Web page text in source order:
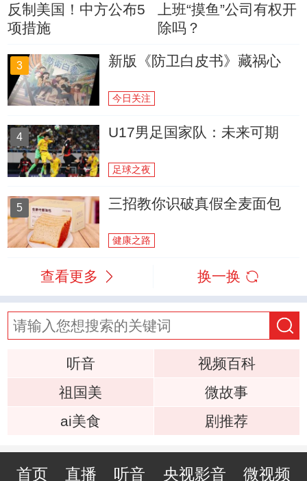
反制美国！中方公布5
项措施
上班“摸鱼”公司有权开
除吗？
3 新版《防卫白皮书》藏祸心
今日关注
4 U17男足国家队：未来可期
足球之夜
5 三招教你识破真假全麦面包
健康之路
查看更多 换一换
听音
视频百科
祖国美
微故事
ai美食
剧推荐
首页 直播 听音 央视影音 微视频